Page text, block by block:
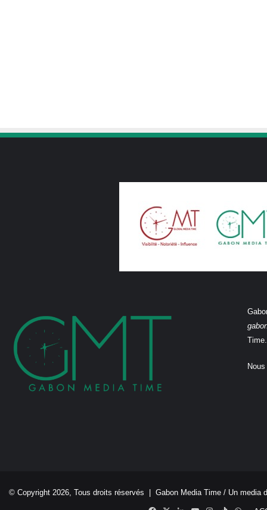
Time.
© Copyright 2026, Tous droits réservés | Gabon Media Time / Un media